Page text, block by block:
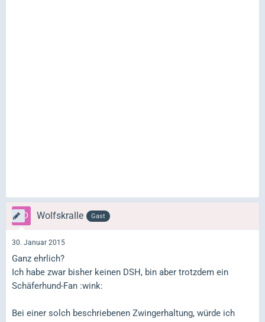
Wolfskralle Gast
30. Januar 2015
Ganz ehrlich?
Ich habe zwar bisher keinen DSH, bin aber trotzdem ein
Schäferhund-Fan :wink:
Bei einer solch beschriebenen Zwingerhaltung, würde ich